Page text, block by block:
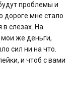
проблемы и
дороге мне стало
слезах. На
же деньги,
сил ни на что.
и чтоб с вами